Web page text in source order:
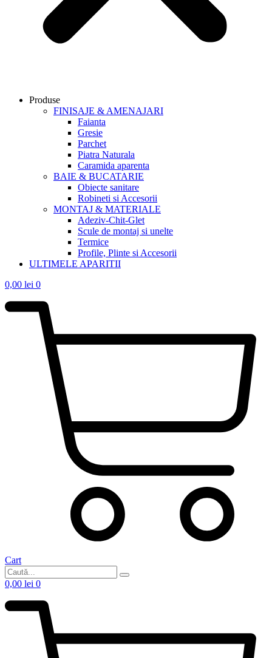
Produse
FINISAJE & AMENAJARI
Faianta
Gresie
Parchet
Piatra Naturala
Caramida aparenta
BAIE & BUCATARIE
Obiecte sanitare
Robineti si Accesorii
MONTAJ & MATERIALE
Adeziv-Chit-Glet
Scule de montaj si unelte
Termice
Profile, Plinte si Accesorii
ULTIMELE APARITII
0,00 lei 0
Cart
0,00 lei 0